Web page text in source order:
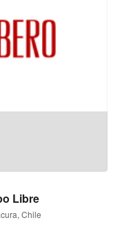
Libre
Chile